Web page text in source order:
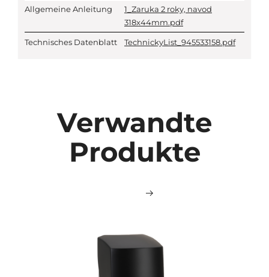
Allgemeine Anleitung
1_Zaruka 2 roky, navod
318x44mm.pdf
Technisches Datenblatt TechnickyList_945533158.pdf
Verwandte
Produkte